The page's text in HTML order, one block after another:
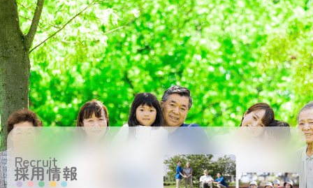
Recruit
採用情報